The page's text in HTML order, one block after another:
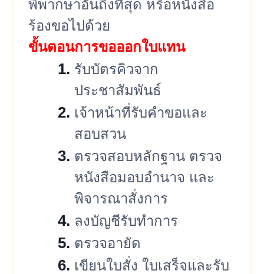
พิพากษาอันถึงที่สุด หรือหนังสือ
ร้องขอไปด้วย
ขั้นตอนการขอออกใบแทน
รับบัตรคิวจาก
ประชาสัมพันธ์
เจ้าหน้าที่รับคำขอและ
สอบสวน
ตรวจสอบหลักฐาน ตรวจ
หนังสือมอบอำนาจ และ
พิจารณาสั่งการ
ลงบัญชีรับทำการ
ตรวจอายัด
เขียนใบสั่ง ใบเสร็จและรับ